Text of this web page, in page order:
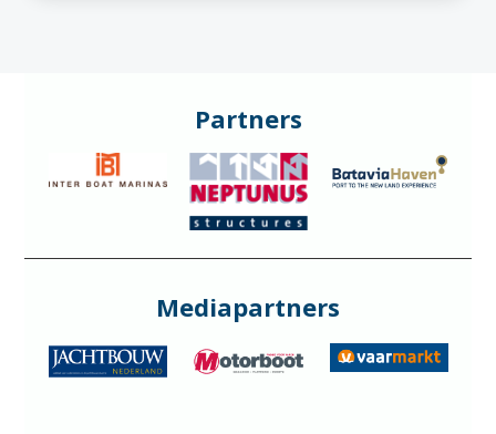
Partners
Mediapartners